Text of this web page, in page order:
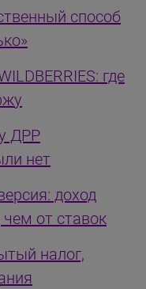
способ
где
ДРР
нет
доход
чем от ставок
налог,